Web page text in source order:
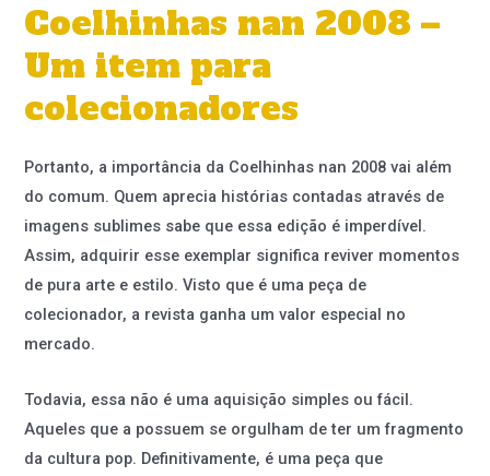
Coelhinhas nan 2008 –
Um item para
colecionadores
Portanto, a importância da Coelhinhas nan 2008 vai além
do comum. Quem aprecia histórias contadas através de
imagens sublimes sabe que essa edição é imperdível.
Assim, adquirir esse exemplar significa reviver momentos
de pura arte e estilo. Visto que é uma peça de
colecionador, a revista ganha um valor especial no
mercado.
Todavia, essa não é uma aquisição simples ou fácil.
Aqueles que a possuem se orgulham de ter um fragmento
da cultura pop. Definitivamente, é uma peça que